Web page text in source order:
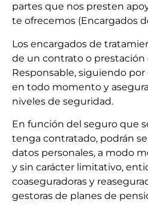
partes que nos presten
te ofrecemos (Encargados
Los encargados de
de un contrato o prestación
Responsable, siguiendo
en todo momento y
niveles de seguridad.
En función del seguro que
tenga contratado, podrán
datos personales, a modo
y sin carácter limitativo,
coaseguradoras y
gestoras de planes de